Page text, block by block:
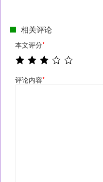
相关评论
本文评分*
评论内容*